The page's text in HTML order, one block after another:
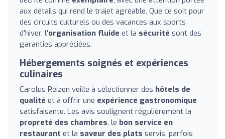
aux détails qui rend le trajet agréable. Que ce soit pour
des circuits culturels ou des vacances aux sports
d'hiver, l'organisation fluide et la sécurité sont des
garanties appréciées.
Hébergements soignés et expériences
culinaires
Carolus Reizen veille à sélectionner des hôtels de
qualité et à offrir une expérience gastronomique
satisfaisante. Les avis soulignent régulièrement la
propreté des chambres, le bon service en
restaurant et la saveur des plats servis, parfois